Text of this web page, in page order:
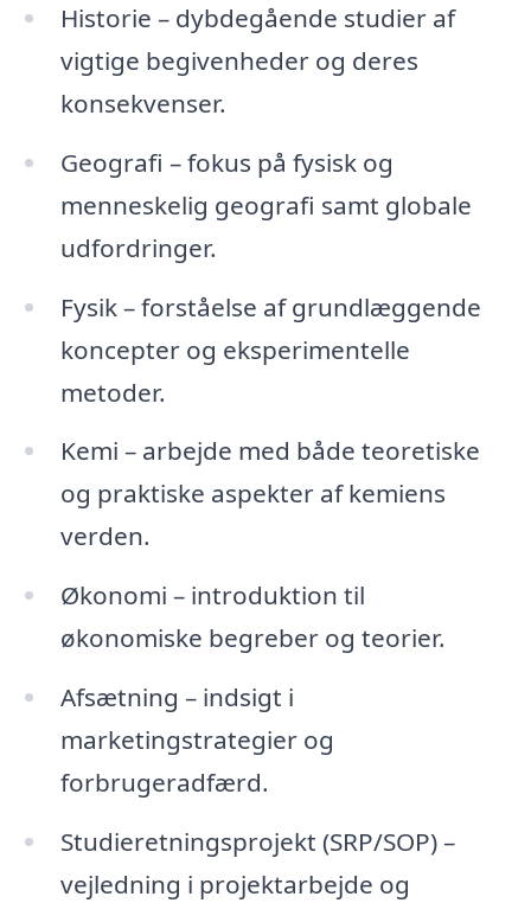
Historie – dybdegående studier af
vigtige begivenheder og deres
konsekvenser.
Geografi – fokus på fysisk og
menneskelig geografi samt globale
udfordringer.
Fysik – forståelse af grundlæggende
koncepter og eksperimentelle
metoder.
Kemi – arbejde med både teoretiske
og praktiske aspekter af kemiens
verden.
Økonomi – introduktion til
økonomiske begreber og teorier.
Afsætning – indsigt i
marketingstrategier og
forbrugeradfærd.
Studieretningsprojekt (SRP/SOP) –
vejledning i projektarbejde og